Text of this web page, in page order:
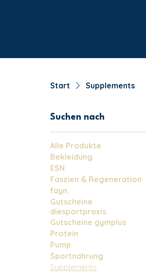
Start Supplements
Suchen nach
Alle Produkte
Bekleidung
ESN
Faszien & Regeneration
fayn.
Gutscheine
diesportpraxis
Gutscheine gymplus
Protein
Pump
Sportnahrung
Supplements